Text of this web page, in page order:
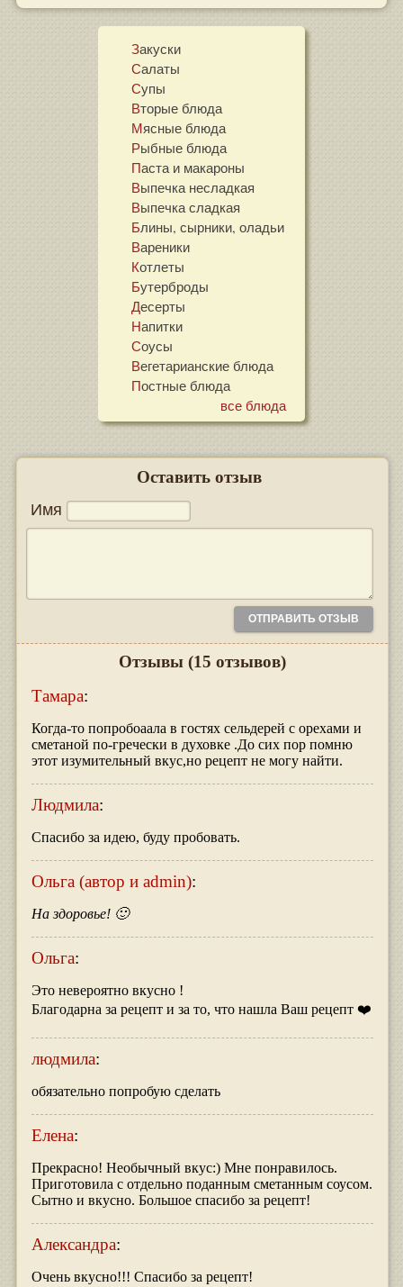
Закуски
Салаты
Супы
Вторые блюда
Мясные блюда
Рыбные блюда
Паста и макароны
Выпечка несладкая
Выпечка сладкая
Блины, сырники, оладьи
Вареники
Котлеты
Бутерброды
Десерты
Напитки
Соусы
Вегетарианские блюда
Постные блюда
все блюда
Оставить отзыв
Имя
Отзывы (15 отзывов)
Тамара:
Когда-то попробоаала в гостях сельдерей с орехами и
сметаной по-гречески в духовке .До сих пор помню
этот изумительный вкус,но рецепт не могу найти.
Людмила:
Спасибо за идею, буду пробовать.
Ольга (автор и admin):
На здоровье! 🙂
Ольга:
Это невероятно вкусно !
Благодарна за рецепт и за то, что нашла Ваш рецепт ❤️
людмила:
обязательно попробую сделать
Елена:
Прекрасно! Необычный вкус:) Мне понравилось.
Приготовила с отдельно поданным сметанным соусом.
Сытно и вкусно. Большое спасибо за рецепт!
Александра:
Очень вкусно!!! Спасибо за рецепт!